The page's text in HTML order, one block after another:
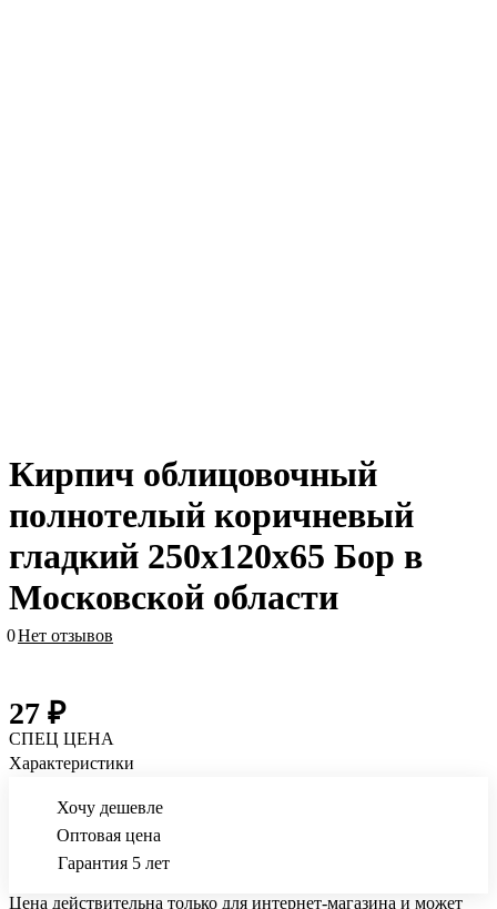
Кирпич облицовочный
полнотелый коричневый
гладкий 250х120х65 Бор в
Московской области
0Нет отзывов
27 ₽
СПЕЦ ЦЕНА
Характеристики
Хочу дешевле
Оптовая цена
Гарантия 5 лет
Цена действительна только для интернет-магазина и может